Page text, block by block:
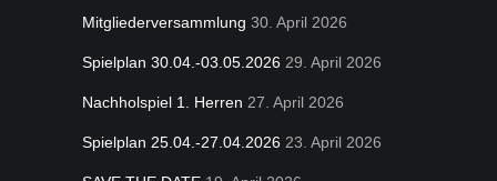
Mitgliederversammlung 30. April 2026
Spielplan 30.04.-03.05.2026 29. April 2026
Nachholspiel 1. Herren 27. April 2026
Spielplan 25.04.-27.04.2026 23. April 2026